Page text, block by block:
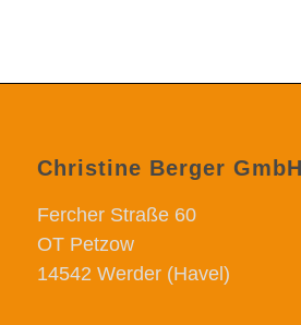
Christine Berger
Fercher Straße 60
OT Petzow
14542 Werder (Havel)